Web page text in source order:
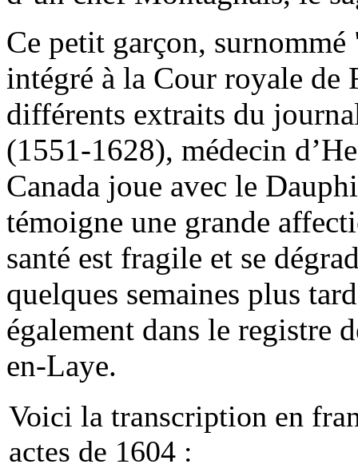
Ce petit garçon,
intégré à la Cour royale de
différents extraits du
(1551-1628), médecin
Canada joue avec le
témoigne une grande
santé est fragile et se
quelques semaines plus
également dans le registre
en-Laye.
Voici la transcription en
actes de 1604 :